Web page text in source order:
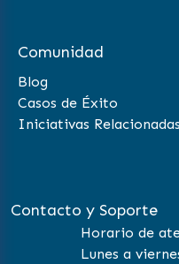
Comunidad
Blog
Casos de Éxito
Iniciativas Relacionadas
Contacto y Soporte
Horario de
Lunes a